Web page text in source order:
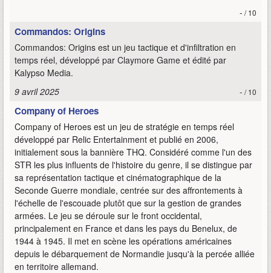
- / 10
Commandos: Origins
Commandos: Origins est un jeu tactique et d'infiltration en
temps réel, développé par Claymore Game et édité par
Kalypso Media.
9 avril 2025
- / 10
Company of Heroes
Company of Heroes est un jeu de stratégie en temps réel
développé par Relic Entertainment et publié en 2006,
initialement sous la bannière THQ. Considéré comme l'un des
STR les plus influents de l'histoire du genre, il se distingue par
sa représentation tactique et cinématographique de la
Seconde Guerre mondiale, centrée sur des affrontements à
l'échelle de l'escouade plutôt que sur la gestion de grandes
armées. Le jeu se déroule sur le front occidental,
principalement en France et dans les pays du Benelux, de
1944 à 1945. Il met en scène les opérations américaines
depuis le débarquement de Normandie jusqu'à la percée alliée
en territoire allemand.